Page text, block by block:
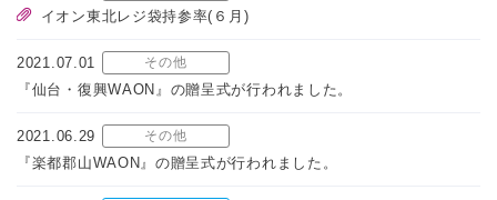
イオン東北レジ袋持参率(６月)
2021.07.01 その他
『仙台・復興WAON』の贈呈式が行われました。
2021.06.29 その他
『楽都郡山WAON』の贈呈式が行われました。